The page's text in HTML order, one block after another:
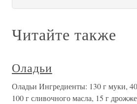
Читайте также
Оладьи
Оладьи Ингредиенты: 130 г муки,
100 г сливочного масла, 15 г